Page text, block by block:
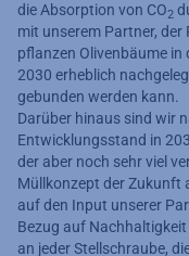
die Absorption von CO2
mit unserem Partner,
pflanzen Olivenbäume in
2030 erheblich
gebunden werden kann.
Darüber hinaus sind wir
Entwicklungsstand in
der aber noch sehr viel
Müllkonzept der Zukunft
auf den Input unserer
Bezug auf
an jeder Stellschraube,